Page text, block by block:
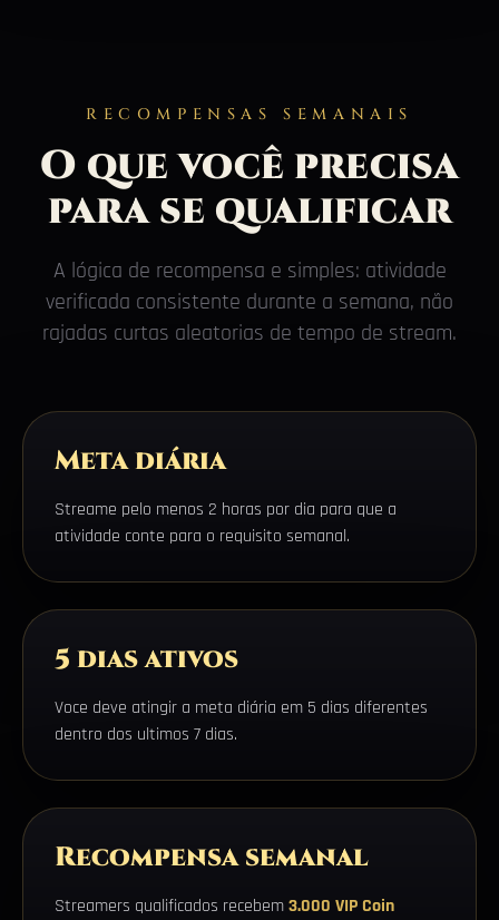
RECOMPENSAS SEMANAIS
O que você precisa
para se qualificar
A lógica de recompensa e simples: atividade
verificada consistente durante a semana, não
rajadas curtas aleatorias de tempo de stream.
Meta diária
Streame pelo menos 2 horas por dia para que a
atividade conte para o requisito semanal.
5 dias ativos
Voce deve atingir a meta diária em 5 dias diferentes
dentro dos ultimos 7 dias.
Recompensa semanal
Streamers qualificados recebem3.000 VIP Coin